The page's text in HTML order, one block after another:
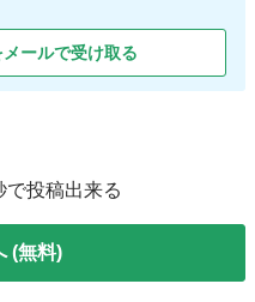
ールで受け取る
投稿出来る
(無料)